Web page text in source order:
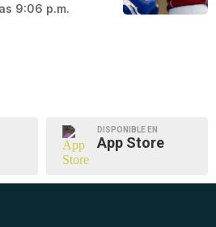
9:06 p.m.
DISPONIBLE EN
App Store